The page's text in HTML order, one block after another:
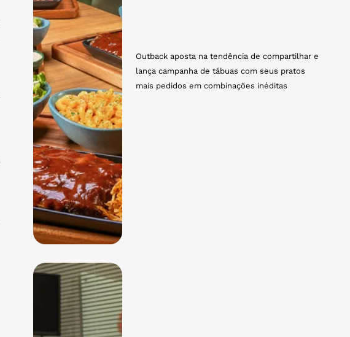
Outback aposta na tendência de compartilhar e
lança campanha de tábuas com seus pratos
mais pedidos em combinações inéditas